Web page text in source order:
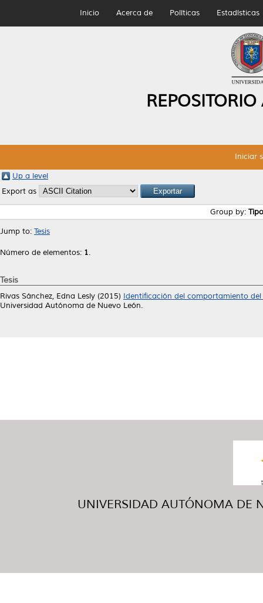
Inicio Acerca de Políticas Estadísticas
Iniciar
Up a level
Export as
Group by:
Jump to: Tesis
Número de elementos: 1.
Tesis
Rivas Sánchez, Edna Lesly (2015) Identificación del comportamiento
Universidad Autónoma de Nuevo León.
UNIVERSIDAD AUTÓNOMA DE